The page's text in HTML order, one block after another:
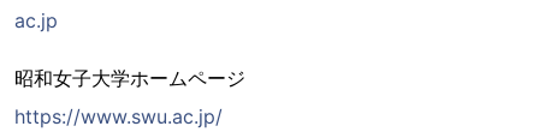
ac.jp
昭和女子大学ホームページ
https://www.swu.ac.jp/